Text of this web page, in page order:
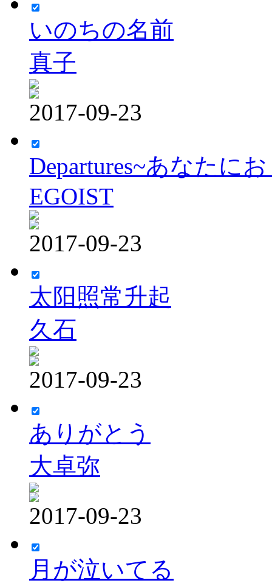
いのちの名前
真子
2017-09-23
Departures~あなたに
EGOIST
2017-09-23
太阳照常升起
久石
2017-09-23
ありがとう
大卓弥
2017-09-23
月が泣いてる